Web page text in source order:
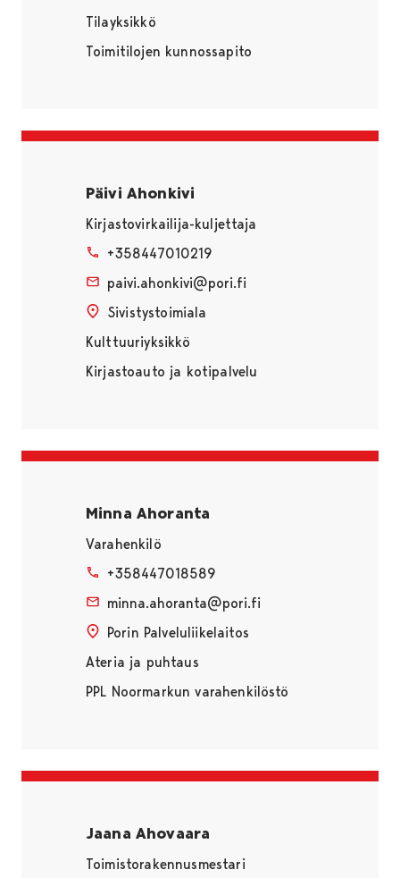
Tilayksikkö
Toimitilojen kunnossapito
Päivi Ahonkivi
Kirjastovirkailija-kuljettaja
+358447010219
paivi.ahonkivi@pori.fi
Sivistystoimiala
Kulttuuriyksikkö
Kirjastoauto ja kotipalvelu
Minna Ahoranta
Varahenkilö
+358447018589
minna.ahoranta@pori.fi
Porin Palveluliikelaitos
Ateria ja puhtaus
PPL Noormarkun varahenkilöstö
Jaana Ahovaara
Toimistorakennusmestari